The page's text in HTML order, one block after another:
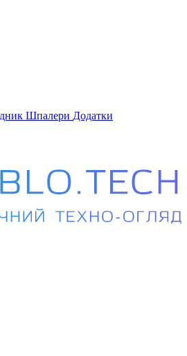
Шпалери Додатки